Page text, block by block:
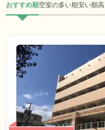
おすすめ順空室の多い順安い順